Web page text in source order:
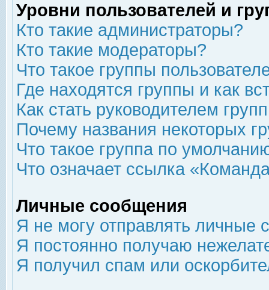
Уровни пользователей и
Кто такие администраторы?
Кто такие модераторы?
Что такое группы
Где находятся группы и как
Как стать руководителем
Почему названия некоторых
Что такое группа по
Что означает ссылка
Личные сообщения
Я не могу отправлять личные
Я постоянно получаю
Я получил спам или